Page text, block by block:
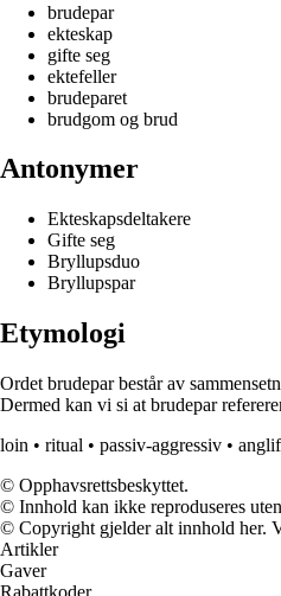
brudepar
ekteskap
gifte seg
ektefeller
brudeparet
brudgom og brud
Antonymer
Ekteskapsdeltakere
Gifte seg
Bryllupsduo
Bryllupspar
Etymologi
Ordet brudepar består av
Dermed kan vi si at brudepar
loin • ritual • passiv-aggressiv •
© Opphavsrettsbeskyttet.
© Innhold kan ikke reproduseres
© Copyright gjelder alt innhold her.
Artikler
Gaver